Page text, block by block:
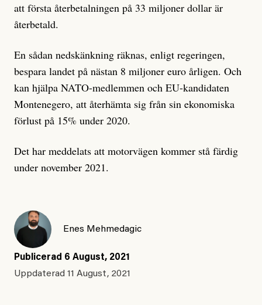
att första återbetalningen på 33 miljoner dollar är
återbetald.
En sådan nedskänkning räknas, enligt regeringen,
bespara landet på nästan 8 miljoner euro årligen. Och
kan hjälpa NATO-medlemmen och EU-kandidaten
Montenegero, att återhämta sig från sin ekonomiska
förlust på 15% under 2020.
Det har meddelats att motorvägen kommer stå färdig
under november 2021.
Enes Mehmedagic
Publicerad 6 August, 2021
Uppdaterad 11 August, 2021